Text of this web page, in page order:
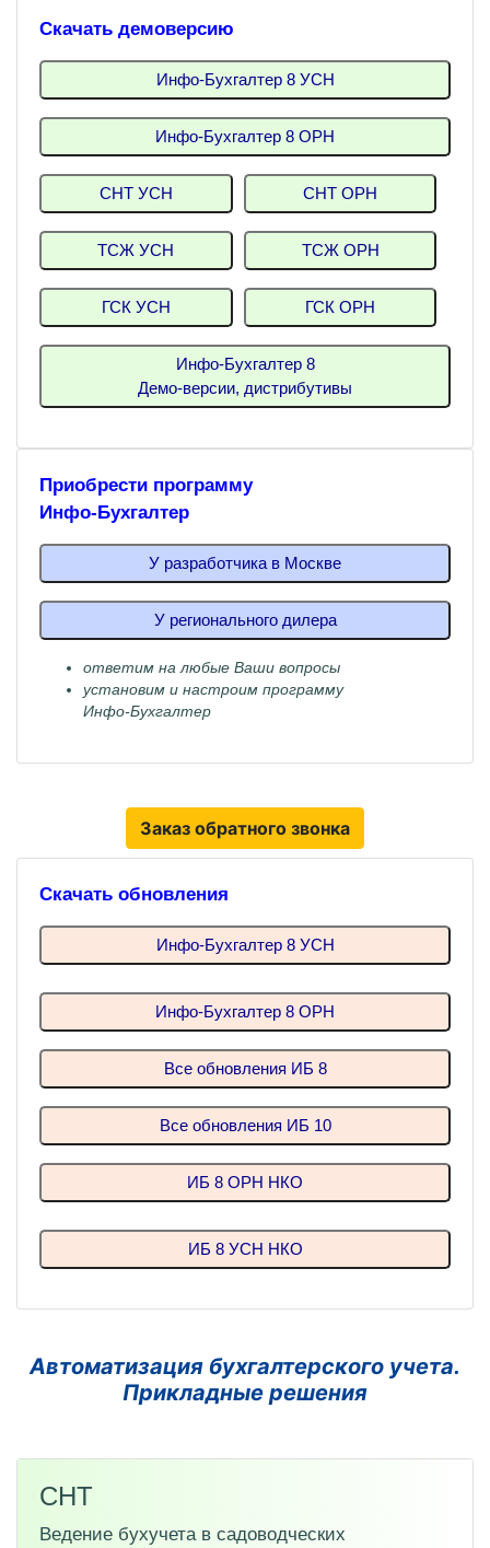
Скачать демоверсию
Инфо-Бухгалтер 8 УСН
Инфо-Бухгалтер 8 ОРН
СНТ УСН СНТ ОРН
ТСЖ УСН ТСЖ ОРН
ГСК УСН ГСК ОРН
Инфо-Бухгалтер 8
Демо-версии, дистрибутивы
Приобрести программу
Инфо-Бухгалтер
У разработчика в Москве
У регионального дилера
ответим на любые Ваши вопросы
установим и настроим программу
Инфо-Бухгалтер
Заказ обратного звонка
Скачать обновления
Инфо-Бухгалтер 8 УСН
Инфо-Бухгалтер 8 ОРН
Все обновления ИБ 8
Все обновления ИБ 10
ИБ 8 ОРН НКО
ИБ 8 УСН НКО
Автоматизация бухгалтерского учета.
Прикладные решения
СНТ
Ведение бухучета в садоводческих